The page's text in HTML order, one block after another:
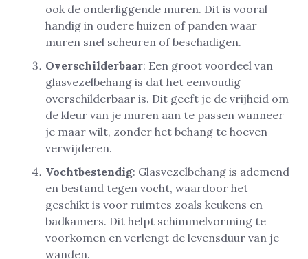
ook de onderliggende muren. Dit is vooral
handig in oudere huizen of panden waar
muren snel scheuren of beschadigen.
Overschilderbaar: Een groot voordeel van
glasvezelbehang is dat het eenvoudig
overschilderbaar is. Dit geeft je de vrijheid om
de kleur van je muren aan te passen wanneer
je maar wilt, zonder het behang te hoeven
verwijderen.
Vochtbestendig: Glasvezelbehang is ademend
en bestand tegen vocht, waardoor het
geschikt is voor ruimtes zoals keukens en
badkamers. Dit helpt schimmelvorming te
voorkomen en verlengt de levensduur van je
wanden.